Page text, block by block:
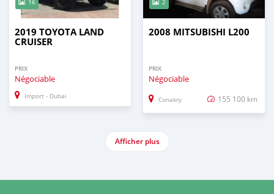
16
2019 TOYOTA LAND
CRUISER
PRIX
Négociable
Import - Dubai
2
2008 MITSUBISHI L200
PRIX
Négociable
Conakry 155 100 km
Afficher plus